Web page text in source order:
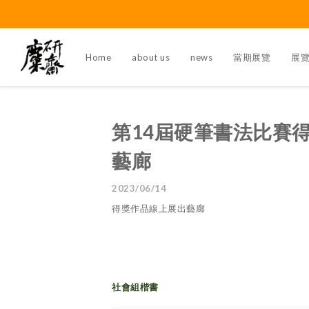
Home about us news 當期展覽 展
第14屆硬筆書法比賽
藝廊
2023/06/14
得獎作品線上展出藝廊
社會組楷書